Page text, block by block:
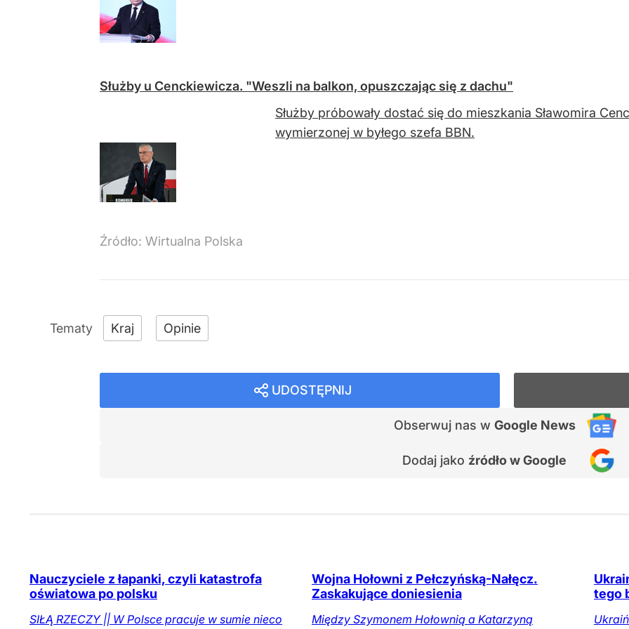
Służby u Cenckiewicza. "Weszli na balkon, opuszczając się z dachu"
Służby próbowały dostać się do mieszkania Sławomira
wymierzonej w byłego szefa BBN.
Źródło: Wirtualna Polska
Kraj Opinie
UDOSTĘPNIJ
Obserwuj nas w Google News
Dodaj jako źródło w Google
Nauczyciele z łapanki, czyli katastrofa
oświatowa po polsku
SIŁĄ RZECZY || W Polsce pracuje w sumie nieco
Wojna Hołowni z Pełczyńską-Nałęcz.
Zaskakujące doniesienia
Między Szymonem Hołownią a Katarzyną
tego